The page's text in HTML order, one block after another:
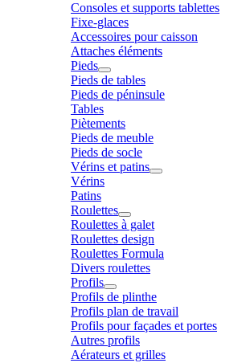
Consoles et supports tablettes
Fixe-glaces
Accessoires pour caisson
Attaches éléments
Pieds
Pieds de tables
Pieds de péninsule
Tables
Piètements
Pieds de meuble
Pieds de socle
Vérins et patins
Vérins
Patins
Roulettes
Roulettes à galet
Roulettes design
Roulettes Formula
Divers roulettes
Profils
Profils de plinthe
Profils plan de travail
Profils pour façades et portes
Autres profils
Aérateurs et grilles